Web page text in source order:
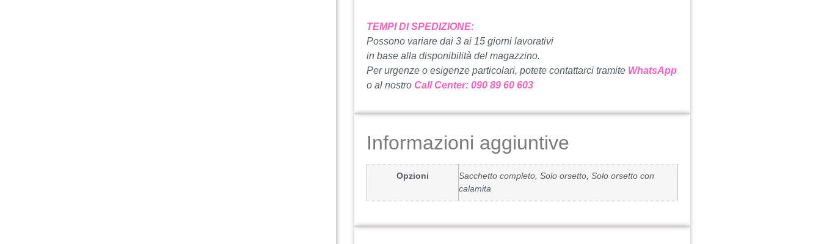
TEMPI DI SPEDIZIONE:
Possono variare dai 3 ai 15 giorni lavorativi
in base alla disponibilità del magazzino.
Per urgenze o esigenze particolari, potete contattarci tramite WhatsApp
o al nostro Call Center: 090 89 60 603
Informazioni aggiuntive
Opzioni
Sacchetto completo, Solo orsetto, Solo orsetto con
calamita